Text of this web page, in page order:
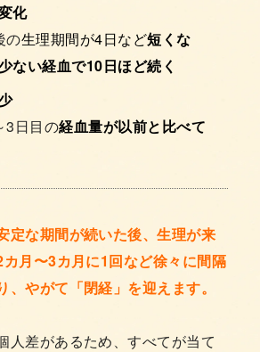
化
の生理期間が4日など短くな
ない経血で10日ほど続く
3日目の経血量が以前と比べて
定な期間が続いた後、生理が来
月〜3カ月に1回など徐々に間隔
、やがて「閉経」を迎えます。
人差があるため、すべてが当て